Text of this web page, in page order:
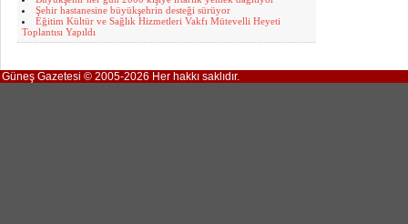
Şehir hastanesine büyükşehrin desteği sürüyor
Eğitim Kültür ve Sağlık Hizmetleri Vakfı Mütevelli Heyeti
Toplantısı Yapıldı
Güneş Gazetesi © 2005-2026 Her hakkı saklıdır.